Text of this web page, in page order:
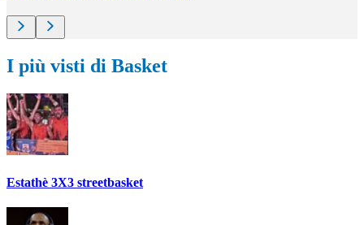
I più visti di Basket
Estathè 3X3 streetbasket